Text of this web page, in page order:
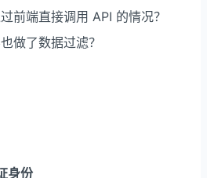
前端直接调用 API 的情况？
做了数据过滤？
身份